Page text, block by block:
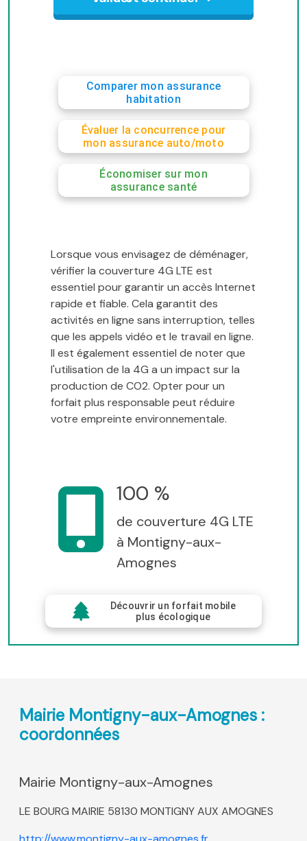
Comparer mon assurance
habitation
Évaluer la concurrence pour
mon assurance auto/moto
Économiser sur mon
assurance santé
Lorsque vous envisagez de déménager,
vérifier la couverture 4G LTE est
essentiel pour garantir un accès Internet
rapide et fiable. Cela garantit des
activités en ligne sans interruption, telles
que les appels vidéo et le travail en ligne.
Il est également essentiel de noter que
l'utilisation de la 4G a un impact sur la
production de CO2. Opter pour un
forfait plus responsable peut réduire
votre empreinte environnementale.
100 %
de couverture 4G LTE
à Montigny-aux-
Amognes
Découvrir un forfait mobile
plus écologique
Mairie Montigny-aux-Amognes :
coordonnées
Mairie Montigny-aux-Amognes
LE BOURG MAIRIE 58130 MONTIGNY AUX AMOGNES